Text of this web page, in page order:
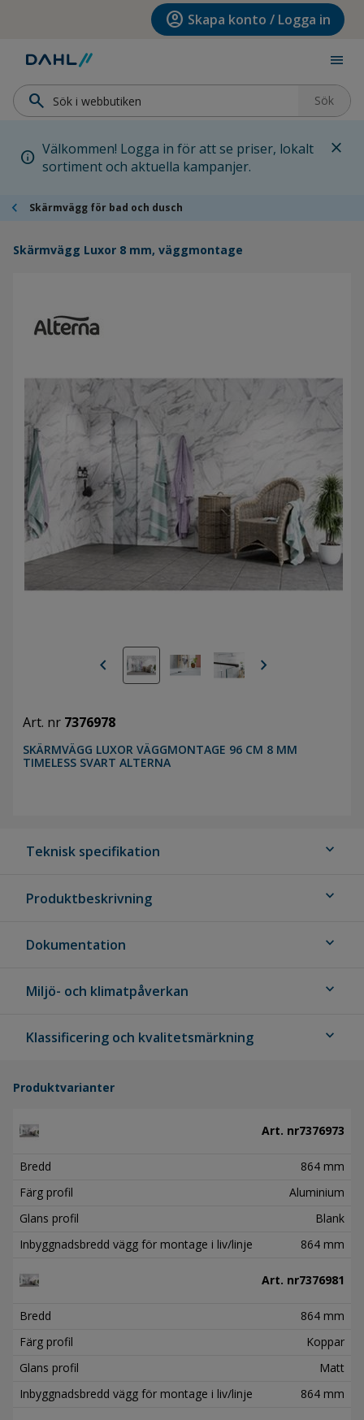
Hoppa till huvudinnehållet account_circle Skapa konto / Logga in
menu
search Sök
info Välkommen! Logga in för att se priser, lokalt
sortiment och aktuella kampanjer.
close
chevron_left Skärmvägg för bad och dusch
Skärmvägg Luxor 8 mm, väggmontage
chevron_left chevron_right
Art. nr 7376978
SKÄRMVÄGG LUXOR VÄGGMONTAGE 96 CM 8 MM
TIMELESS SVART ALTERNA
Teknisk specifikation expand_more
Produktbeskrivning expand_more
Dokumentation expand_more
Miljö- och klimatpåverkan expand_more
Klassificering och kvalitetsmärkning expand_more
Produktvarianter
Art. nr7376973
Bredd
864 mm
Färg profil
Aluminium
Glans profil
Blank
Inbyggnadsbredd vägg för montage i liv/linje
864 mm
Art. nr7376981
Bredd
864 mm
Färg profil
Koppar
Glans profil
Matt
Inbyggnadsbredd vägg för montage i liv/linje
864 mm